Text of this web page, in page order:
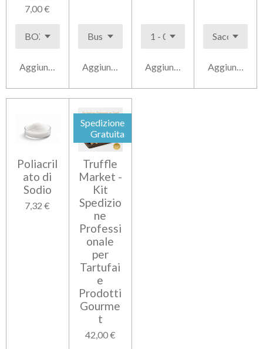
7,00 €
Aggiungi al carrelloAggiungi al carrelloAggiungi al carrelloAggiungi al
Poliacril
ato di
Sodio
7,32 €
Spedizione
Gratuita
Truffle
Market -
Kit
Spedizio
ne
Professi
onale
per
Tartufai
e
Prodotti
Gourme
t
42,00 €